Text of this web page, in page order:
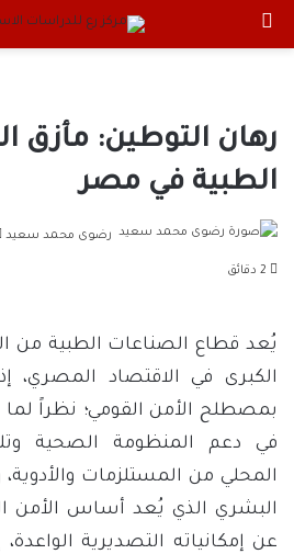
رهان التوطين: مأزق
الطبية في مصر
رضوى محمد سعيد
يُعد قطاع الصناعات الطبية من
الكبرى في الاقتصاد المصري،
بمصطلح الأمن القومي؛ نظراً لما
في دعم المنظومة الصحية
المحلي من المستلزمات
البشري الذي يُعد أساس الأمن
عن إمكانياته التصديرية